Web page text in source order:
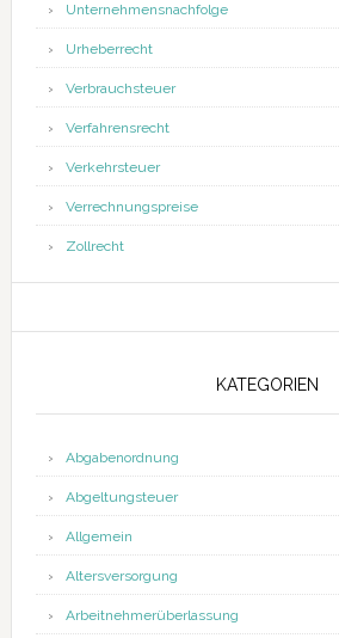
Unternehmensnachfolge
Urheberrecht
Verbrauchsteuer
Verfahrensrecht
Verkehrsteuer
Verrechnungspreise
Zollrecht
KATEGORIEN
Abgabenordnung
Abgeltungsteuer
Allgemein
Altersversorgung
Arbeitnehmerüberlassung